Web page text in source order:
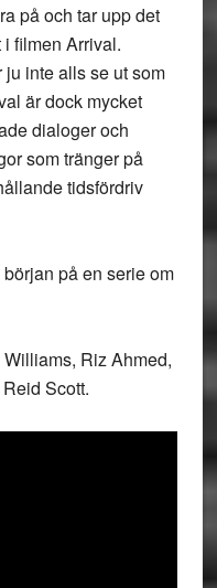
på och tar upp det
filmen Arrival.
inte alls se ut som
är dock mycket
dialoger och
som tränger på
tidsfördriv
på en serie om
Riz Ahmed,
Scott.